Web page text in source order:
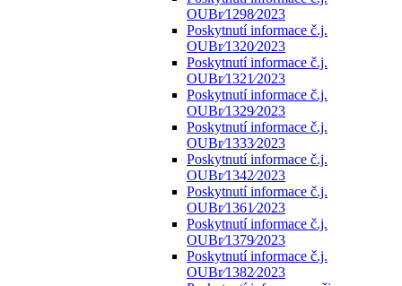
OUBr⁄1298⁄2023
Poskytnutí informace č.j.
OUBr⁄1320⁄2023
Poskytnutí informace č.j.
OUBr⁄1321⁄2023
Poskytnutí informace č.j.
OUBr⁄1329⁄2023
Poskytnutí informace č.j.
OUBr⁄1333⁄2023
Poskytnutí informace č.j.
OUBr⁄1342⁄2023
Poskytnutí informace č.j.
OUBr⁄1361⁄2023
Poskytnutí informace č.j.
OUBr⁄1379⁄2023
Poskytnutí informace č.j.
OUBr⁄1382⁄2023